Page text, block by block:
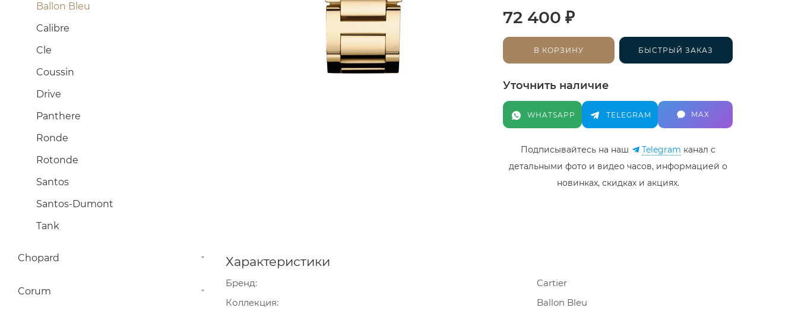
72 400 ₽
В КОРЗИНУ БЫСТРЫЙ ЗАКАЗ
Уточнить наличие
WHATSAPP TELEGRAM MAX
Подписывайтесь на наш Telegram канал c
детальными фото и видео часов, информацией о
новинках, скидках и акциях.
Характеристики
Бренд
Cartier
Коллекция
Ballon Bleu
Ballon Bleu
Calibre
Cle
Coussin
Drive
Panthere
Ronde
Rotonde
Santos
Santos-Dumont
Tank
Chopard
Corum